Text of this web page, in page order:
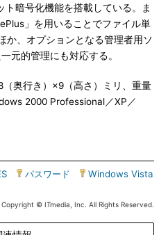
ト暗号化機能を搭載している。ま
」を用いることでファイル単
か、オプションとなる管理者用ソ
元的管理にも対応する。
奥行き）×9（高さ）ミリ、重量
2000 Professional／XP／
パスワード Windows Vista
Copyright © ITmedia, Inc. All Rights Reserved.